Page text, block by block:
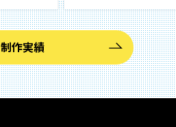
制作実績